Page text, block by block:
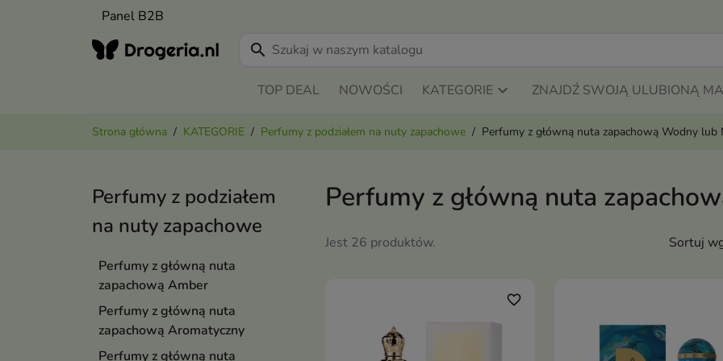
Panel B2B
search
TOP DEAL NOWOŚCI KATEGORIE ZNAJDŹ SWOJĄ ULUBIONĄ
Strona główna KATEGORIE Perfumy z podziałem na nuty zapachowe Perfumy z główną nuta zapachową Wodny lub
Perfumy z podziałem
na nuty zapachowe
Perfumy z główną nuta
zapachową Amber
Perfumy z główną nuta
zapachową Aromatyczny
Perfumy z główną nuta
Perfumy z główną nuta
Jest 26 produktów. Sortuj
favorite_border